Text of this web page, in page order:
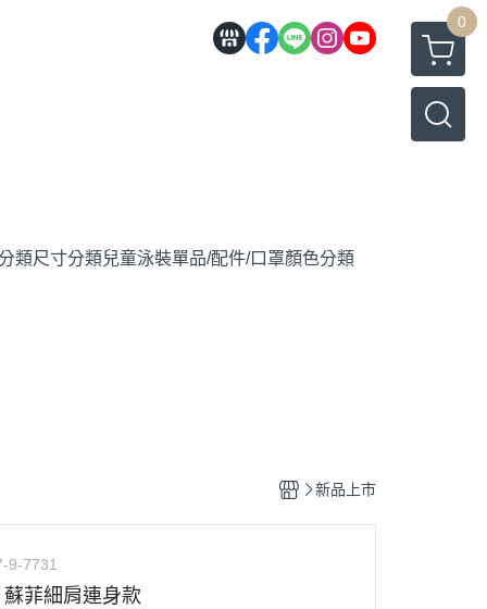
0
類尺寸分類兒童泳裝單品/配件/口罩顏色分類
新品上市
9-7731
菲細肩連身款